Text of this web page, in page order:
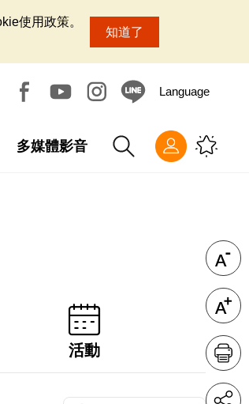
使用政策。
知道了
Language
多媒體影音
活動